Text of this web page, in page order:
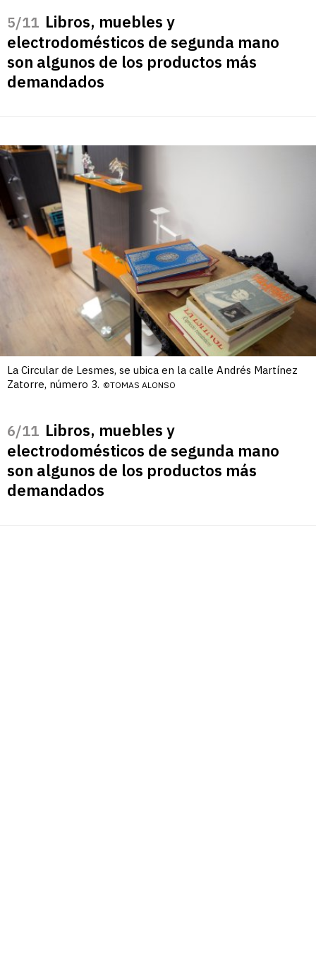
/11 Libros, muebles y
electrodomésticos de segunda mano
son algunos de los productos más
demandados
La Circular de Lesmes, se ubica en la calle Andrés Martínez
Zatorre, número 3. ©TOMAS ALONSO
/11 Libros, muebles y
electrodomésticos de segunda mano
son algunos de los productos más
demandados